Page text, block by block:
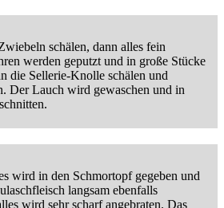
schälen, dann alles fein
werden geputzt und in große Stücke
die Sellerie-Knolle schälen und
Der Lauch wird gewaschen und in
wird in den Schmortopf gegeben und
langsam ebenfalls
wird sehr scharf angebraten. Das